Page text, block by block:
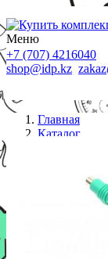
Меню
+7 (707) 4216040
shop@idp.kz
Главная
Каталог
Мышь